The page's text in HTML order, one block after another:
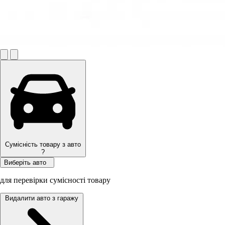
Сумісність товару з авто
?
Виберіть авто
для перевірки сумісності товару
Видалити авто з гаражу